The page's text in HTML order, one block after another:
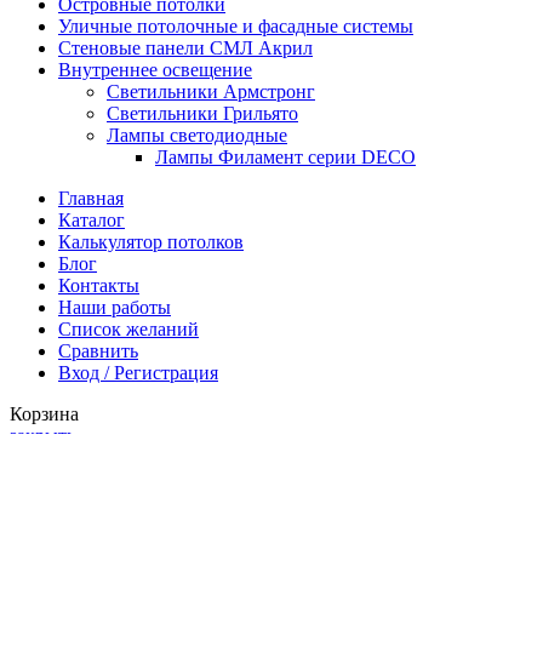
Уличные потолочные и фасадные системы
Стеновые панели СМЛ Акрил
Внутреннее освещение
Светильники Армстронг
Светильники Грильято
Лампы светодиодные
Лампы Филамент серии DECO
Главная
Каталог
Калькулятор потолков
Блог
Контакты
Наши работы
Список желаний
Сравнить
Вход / Регистрация
Корзина
закрыть